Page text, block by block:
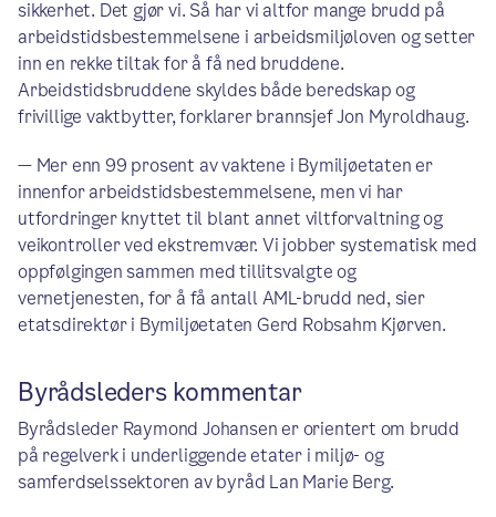
sikkerhet. Det gjør vi. Så har vi altfor mange brudd på
arbeidstidsbestemmelsene i arbeidsmiljøloven og setter
inn en rekke tiltak for å få ned bruddene.
Arbeidstidsbruddene skyldes både beredskap og
frivillige vaktbytter, forklarer brannsjef Jon Myroldhaug.
— Mer enn 99 prosent av vaktene i Bymiljøetaten er
innenfor arbeidstidsbestemmelsene, men vi har
utfordringer knyttet til blant annet viltforvaltning og
veikontroller ved ekstremvær. Vi jobber systematisk med
oppfølgingen sammen med tillitsvalgte og
vernetjenesten, for å få antall AML-brudd ned, sier
etatsdirektør i Bymiljøetaten Gerd Robsahm Kjørven.
Byrådsleders kommentar
Byrådsleder Raymond Johansen er orientert om brudd
på regelverk i underliggende etater i miljø- og
samferdselssektoren av byråd Lan Marie Berg.